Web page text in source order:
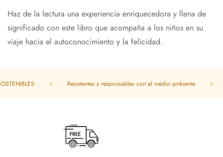
Haz de la lectura una experiencia enriquecedora y llena de
significado con este libro que acompaña a los niños en su
viaje hacia el autoconocimiento y la felicidad.
Resistentes y responsables con el medio ambiente